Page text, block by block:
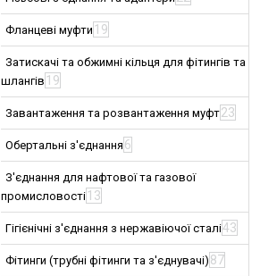
Фланцеві муфти 19
Затискачі та обжимні кільця для фітингів та
шлангів 19
Завантаження та розвантаження муфт23
Обертальні з'єднання 6
З'єднання для нафтової та газової
промисловості 13
Гігієнічні з'єднання з нержавіючої сталі43
Фітинги (трубні фітинги та з'єднувачі) 87